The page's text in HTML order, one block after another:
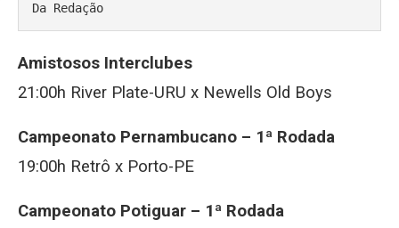
Da Redação
Amistosos Interclubes
21:00h River Plate-URU x Newells Old Boys
Campeonato Pernambucano – 1ª Rodada
19:00h Retrô x Porto-PE
Campeonato Potiguar – 1ª Rodada